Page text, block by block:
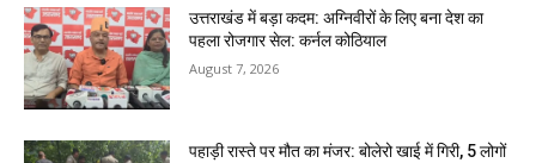
उत्तराखंड में बड़ा कदम: अग्निवीरों के लिए बना देश का
पहला रोजगार सेल: कर्नल कोठियाल
August 7, 2026
पहाड़ी रास्ते पर मौत का मंजर: बोलेरो खाई में गिरी, 5 लोगों